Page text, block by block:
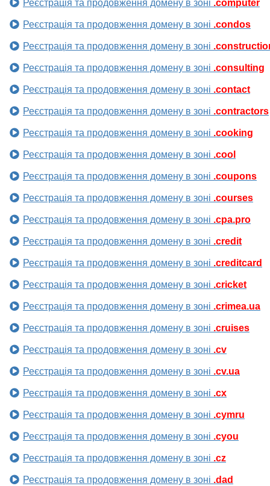
Реєстрація та продовження домену в зоні .computer
Реєстрація та продовження домену в зоні .condos
Реєстрація та продовження домену в зоні
Реєстрація та продовження домену в зоні .consulting
Реєстрація та продовження домену в зоні .contact
Реєстрація та продовження домену в зоні .contractors
Реєстрація та продовження домену в зоні .cooking
Реєстрація та продовження домену в зоні .cool
Реєстрація та продовження домену в зоні .coupons
Реєстрація та продовження домену в зоні .courses
Реєстрація та продовження домену в зоні .cpa.pro
Реєстрація та продовження домену в зоні .credit
Реєстрація та продовження домену в зоні .creditcard
Реєстрація та продовження домену в зоні .cricket
Реєстрація та продовження домену в зоні .crimea.ua
Реєстрація та продовження домену в зоні .cruises
Реєстрація та продовження домену в зоні .cv
Реєстрація та продовження домену в зоні .cv.ua
Реєстрація та продовження домену в зоні .cx
Реєстрація та продовження домену в зоні .cymru
Реєстрація та продовження домену в зоні .cyou
Реєстрація та продовження домену в зоні .cz
Реєстрація та продовження домену в зоні .dad